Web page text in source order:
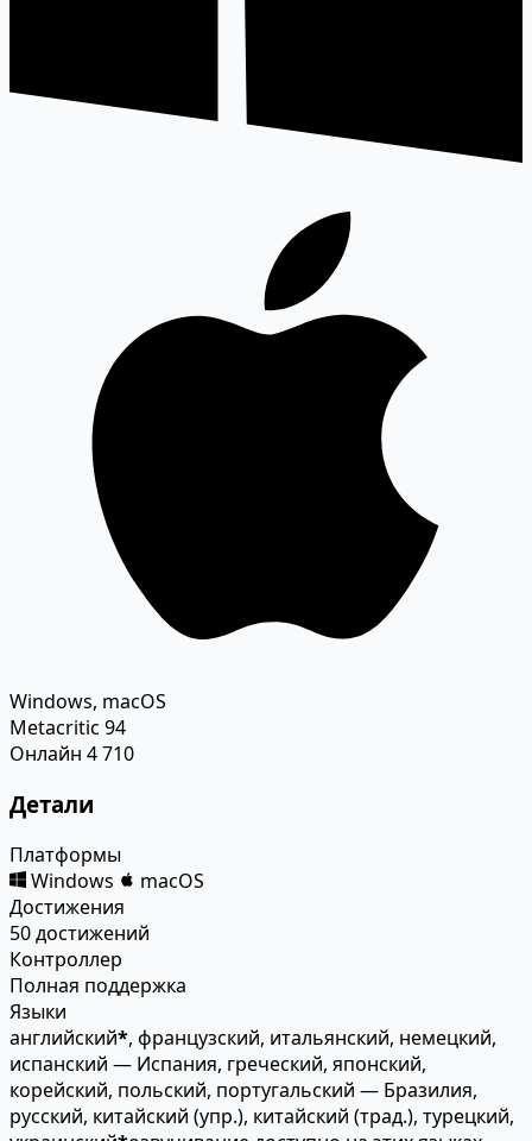
Windows, macOS
Metacritic 94
Онлайн 4 710
Детали
Платформы
Windows
macOS
Достижения
50 достижений
Контроллер
Полная поддержка
Языки
английский*, французский, итальянский, немецкий,
испанский — Испания, греческий, японский,
корейский, польский, португальский — Бразилия,
русский, китайский (упр.), китайский (трад.), турецкий,